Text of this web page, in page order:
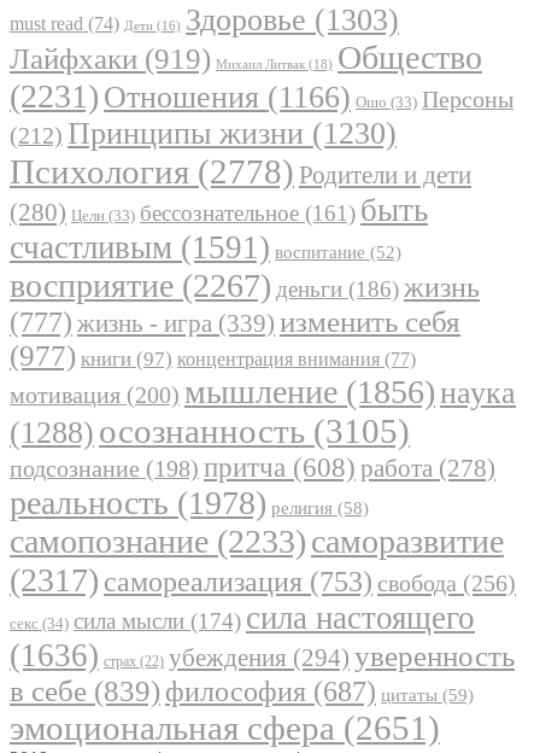
must read (74) Дети (16) Здоровье (1303)
Лайфхаки (919) Михаил Литвак (18) Общество
(2231) Отношения (1166) Ошо (33) Персоны
(212) Принципы жизни (1230)
Психология (2778) Родители и дети
(280) Цели (33) бессознательное (161) быть
счастливым (1591) воспитание (52)
восприятие (2267) деньги (186)жизнь
(777) жизнь - игра (339) изменить себя
(977) книги (97) концентрация внимания (77)
мотивация (200) мышление (1856)наука
(1288) осознанность (3105)
подсознание (198) притча (608) работа (278)
реальность (1978) религия (58)
самопознание (2233)саморазвитие
(2317) самореализация (753) свобода (256)
секс (34) сила мысли (174) сила настоящего
(1636) страх (22) убеждения (294) уверенность
в себе (839) философия (687) цитаты (59)
эмоциональная сфера (2651)